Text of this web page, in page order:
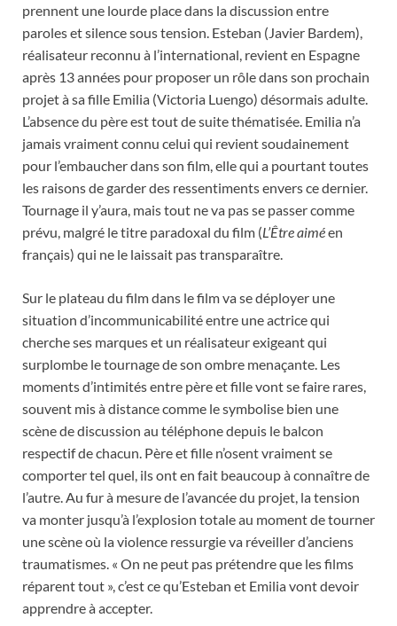
prennent une lourde place dans la discussion entre
paroles et silence sous tension. Esteban (Javier Bardem),
réalisateur reconnu à l’international, revient en Espagne
après 13 années pour proposer un rôle dans son prochain
projet à sa fille Emilia (Victoria Luengo) désormais adulte.
L’absence du père est tout de suite thématisée. Emilia n’a
jamais vraiment connu celui qui revient soudainement
pour l’embaucher dans son film, elle qui a pourtant toutes
les raisons de garder des ressentiments envers ce dernier.
Tournage il y’aura, mais tout ne va pas se passer comme
prévu, malgré le titre paradoxal du film (L’Être aiméen
français) qui ne le laissait pas transparaître.
Sur le plateau du film dans le film va se déployer une
situation d’incommunicabilité entre une actrice qui
cherche ses marques et un réalisateur exigeant qui
surplombe le tournage de son ombre menaçante. Les
moments d’intimités entre père et fille vont se faire rares,
souvent mis à distance comme le symbolise bien une
scène de discussion au téléphone depuis le balcon
respectif de chacun. Père et fille n’osent vraiment se
comporter tel quel, ils ont en fait beaucoup à connaître de
l’autre. Au fur à mesure de l’avancée du projet, la tension
va monter jusqu’à l’explosion totale au moment de tourner
une scène où la violence ressurgie va réveiller d’anciens
traumatismes. « On ne peut pas prétendre que les films
réparent tout », c’est ce qu’Esteban et Emilia vont devoir
apprendre à accepter.